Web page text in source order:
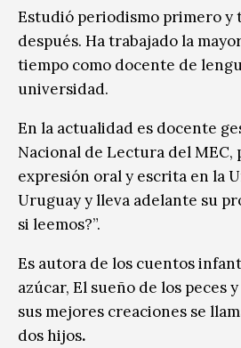
Estudió periodismo primero y
después. Ha trabajado la
tiempo como docente de
universidad.
En la actualidad es docente
Nacional de Lectura del MEC,
expresión oral y escrita en la
Uruguay y lleva adelante su
si leemos?”.
Es autora de los cuentos
azúcar, El sueño de los peces
sus mejores creaciones se
dos hijos.